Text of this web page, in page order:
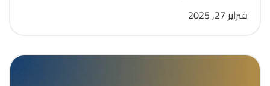
فبراير 27, 2025